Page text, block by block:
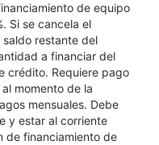
de equipo
Si se cancela el
restante del
a financiar del
crédito. Requiere pago
momento de la
mensuales. Debe
y estar al corriente
de financiamiento de